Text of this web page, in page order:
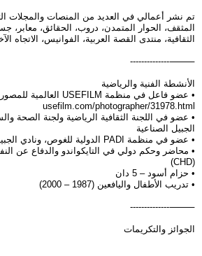
تم نشر أعمالي في العديد من المنصات والمجلات
المثقف، الحوار المتمدن، دروب، الحقائق، معابر،
الثقافية، منتدى القصة العربية، الفوانيس، الاتجاه
⸻--------------
الأنشطة الفنية والرياضية
• عضو فاعل في منظمة USEFILM العالمية للمصورين
usefilm.com/photographer/31978.html
• عضو في اللجنة الثقافية الرياضية ولجنة الصحة
الجبيل الصناعية
• عضو في منظمة PADI الدولية للغوص، ونادي الجبيل للرياضات البحرية
• محاضر وحكم دولي في التايكواندو والدفاع عن
(CHD)
• حزام أسود – 5 دان
• تدريب الأطفال واليافعين (1987 – 2000)
⸻--------------
الجوائز والتكريمات